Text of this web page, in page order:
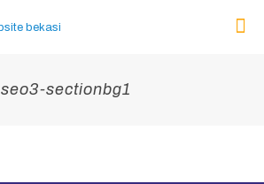
seo3-sectionbg1